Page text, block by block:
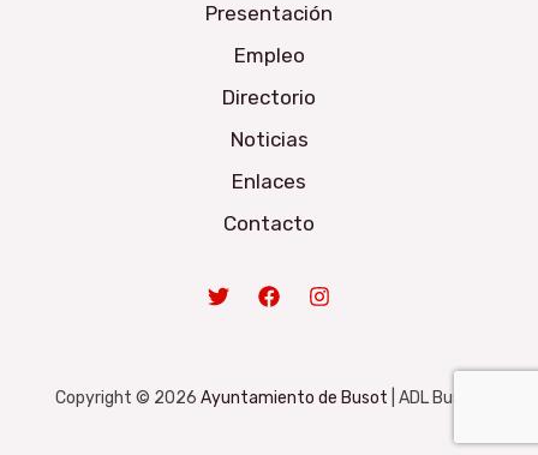
Presentación
Empleo
Directorio
Noticias
Enlaces
Contacto
Copyright © 2026 Ayuntamiento de Busot | ADL Busot.